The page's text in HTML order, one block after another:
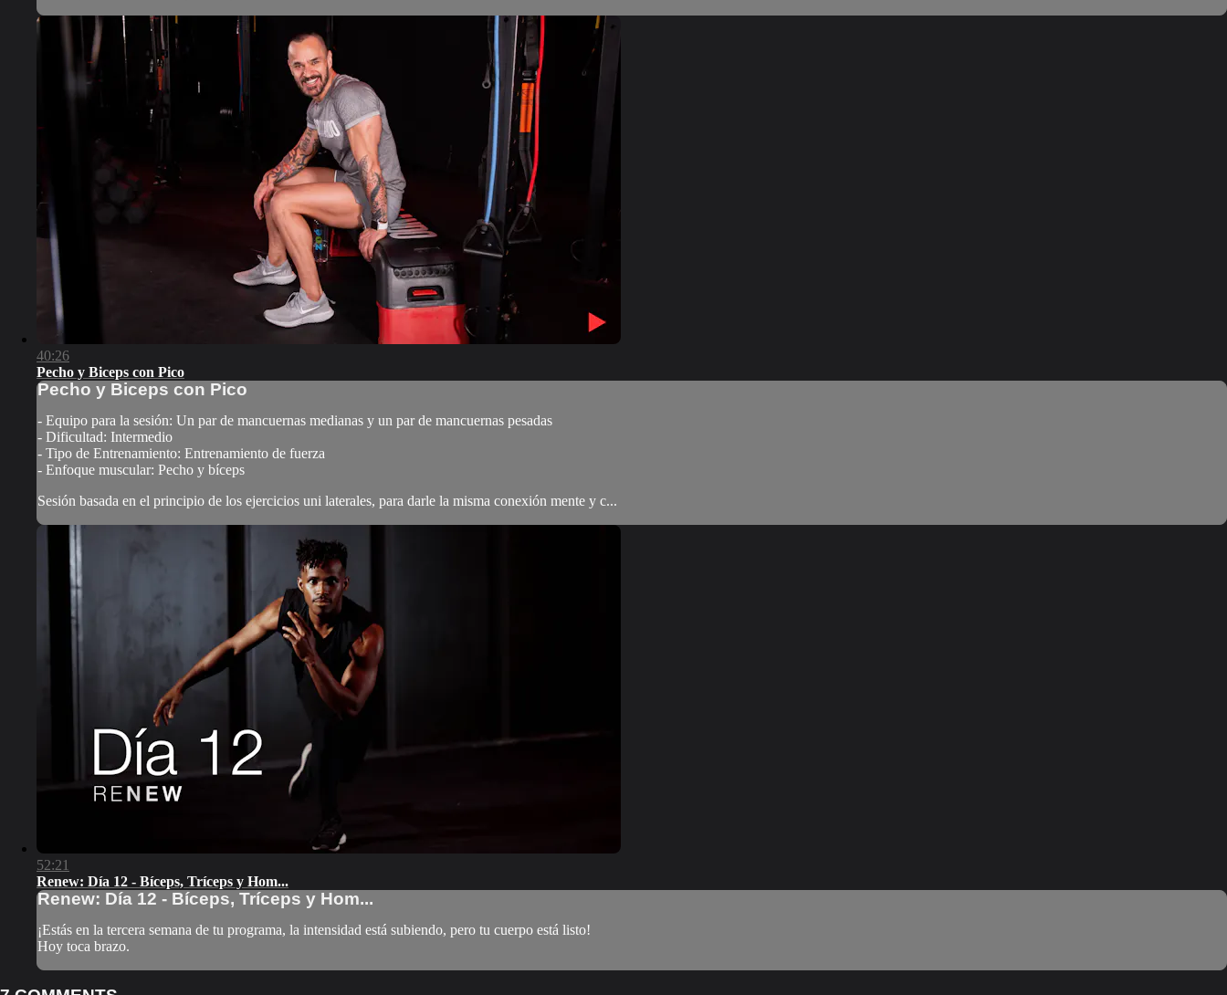
40:26
Pecho y Biceps con Pico
Pecho y Biceps con Pico
- Equipo para la sesión: Un par de mancuernas medianas y un par de mancuernas pesadas
- Dificultad: Intermedio
- Tipo de Entrenamiento: Entrenamiento de fuerza
- Enfoque muscular: Pecho y bíceps
Sesión basada en el principio de los ejercicios uni laterales, para darle la misma conexión mente y c...
52:21
Renew: Día 12 - Bíceps, Tríceps y Hom...
Renew: Día 12 - Bíceps, Tríceps y Hom...
¡Estás en la tercera semana de tu programa, la intensidad está subiendo, pero tu cuerpo está listo!
Hoy toca brazo.